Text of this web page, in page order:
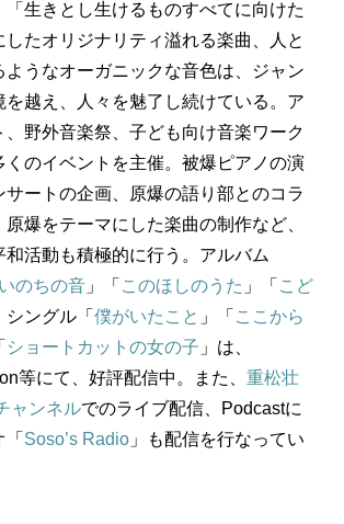
「生きとし生けるものすべてに向けた
たオリジナリティ溢れる楽曲、人と
ようなオーガニックな音色は、ジャン
を越え、人々を魅了し続けている。ア
、野外音楽祭、子ども向け音楽ワーク
くのイベントを主催。被爆ピアノの演
サートの企画、原爆の語り部とのコラ
爆をテーマにした楽曲の制作など、
和活動も積極的に行う。アルバム
いのちの音 」「 このほしのうた 」「 こど
シングル「 僕がいたこと 」「 ここから
ショートカットの女の子 」は、
等にて、好評配信中。また、 重松壮
ャンネルでのライブ配信、Podcastに
Soso’s Radio 」も配信を行なってい